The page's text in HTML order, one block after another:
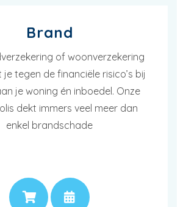
Brand
of woonverzekering
tegen de financiële risico’s bij
je woning én inboedel. Onze
dekt immers veel meer dan
enkel brandschade
PRIJS